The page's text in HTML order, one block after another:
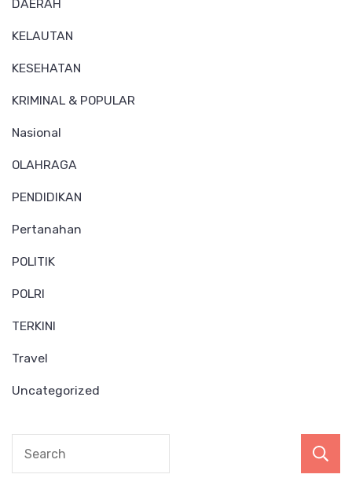
DAERAH
KELAUTAN
KESEHATAN
KRIMINAL & POPULAR
Nasional
OLAHRAGA
PENDIDIKAN
Pertanahan
POLITIK
POLRI
TERKINI
Travel
Uncategorized